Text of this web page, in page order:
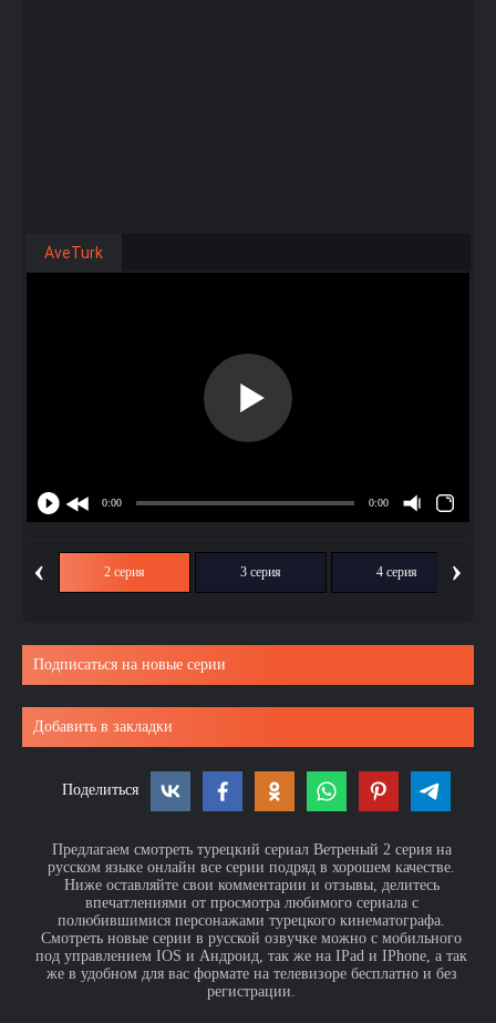
AveTurk
‹ 2 серия 3 серия 4 серия ›
Подписаться на новые серии
Добавить в закладки
Поделиться
Предлагаем смотреть турецкий сериал Ветреный 2 серия на
русском языке онлайн все серии подряд в хорошем качестве.
Ниже оставляйте свои комментарии и отзывы, делитесь
впечатлениями от просмотра любимого сериала с
полюбившимися персонажами турецкого кинематографа.
Смотреть новые серии в русской озвучке можно с мобильного
под управлением IOS и Андроид, так же на IPad и IPhone, а так
же в удобном для вас формате на телевизоре бесплатно и без
регистрации.